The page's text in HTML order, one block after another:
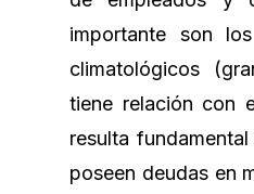
importante son
climatológicos
tiene relación con
resulta
poseen deudas en